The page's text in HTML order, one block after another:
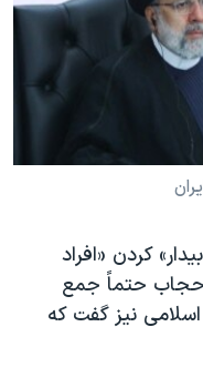
کردن «افراد
حجاب حتماً جمع
نیز گفت که